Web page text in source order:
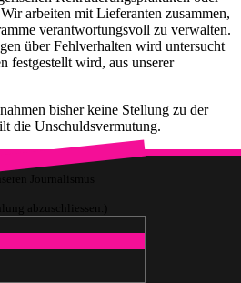
arbeiten mit Lieferanten zusammen,
verantwortungsvoll zu verwalten.
über Fehlverhalten wird untersucht
festgestellt wird, aus unserer
bisher keine Stellung zu der
die Unschuldsvermutung.
Journalismus
abzuschliessen.)